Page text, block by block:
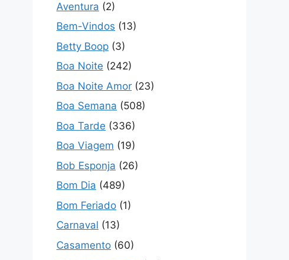
Aventura (2)
Bem-Vindos (13)
Betty Boop (3)
Boa Noite (242)
Boa Noite Amor (23)
Boa Semana (508)
Boa Tarde (336)
Boa Viagem (19)
Bob Esponja (26)
Bom Dia (489)
Bom Feriado (1)
Carnaval (13)
Casamento (60)